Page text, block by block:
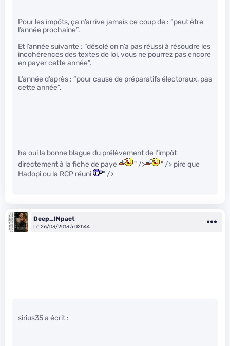
Pour les impôts, ça n’arrive jamais ce coup de : “peut être
l’année prochaine”.
Et l’année suivante : “désolé on n’a pas réussi à résoudre les
incohérences des textes de loi, vous ne pourrez pas encore
en payer cette année”.
L’année d’après : “pour cause de préparatifs électoraux, pas
cette année”.
ha oui la bonne blague du prélèvement de l’impôt
directement à la fiche de paye
" />
" /> pire que
Hadopi ou la RCP réuni
" />
Deep_INpact
Le 26/03/2013 à 02h44
sirius35 a écrit :